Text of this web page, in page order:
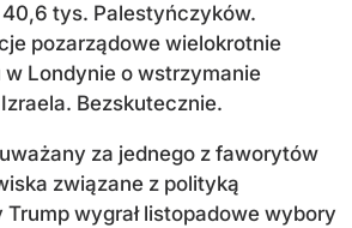
40,6 tys. Palestyńczyków.
pozarządowe wielokrotnie
w Londynie o wstrzymanie
Bezskutecznie.
za jednego z faworytów
związane z polityką
wygrał listopadowe wybory